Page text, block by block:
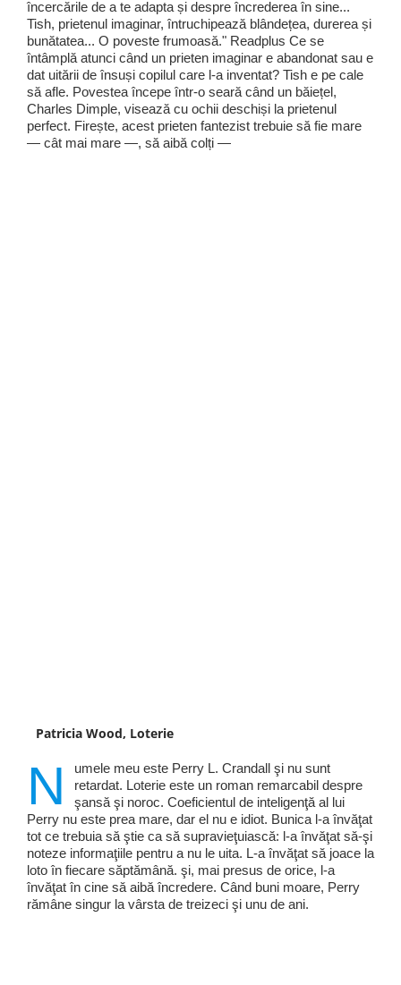
încercările de a te adapta și despre încrederea în sine...
Tish, prietenul imaginar, întruchipează blândețea, durerea și
bunătatea... O poveste frumoasă." Readplus Ce se
întâmplă atunci când un prieten imaginar e abandonat sau e
dat uitării de însuși copilul care l-a inventat? Tish e pe cale
să afle. Povestea începe într-o seară când un băiețel,
Charles Dimple, visează cu ochii deschiși la prietenul
perfect. Firește, acest prieten fantezist trebuie să fie mare
— cât mai mare —, să aibă colți —
Patricia Wood, Loterie
N
umele meu este Perry L. Crandall şi nu sunt
retardat. Loterie este un roman remarcabil despre
şansă şi noroc. Coeficientul de inteligenţă al lui
Perry nu este prea mare, dar el nu e idiot. Bunica l-a învăţat
tot ce trebuia să ştie ca să supravieţuiască: l-a învăţat să-şi
noteze informaţiile pentru a nu le uita. L-a învăţat să joace la
loto în fiecare săptămână. şi, mai presus de orice, l-a
învăţat în cine să aibă încredere. Când buni moare, Perry
rămâne singur la vârsta de treizeci şi unu de ani.